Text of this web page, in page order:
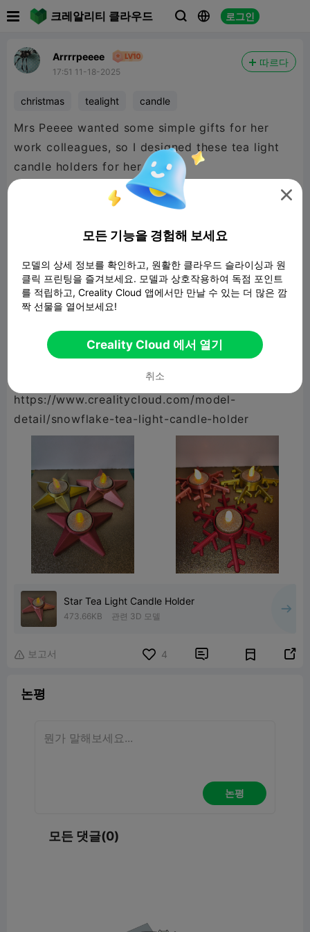
크레알리티 클라우드   로그인
Arrrrpeeee
17:51 11-18-2025
따르다
christmas tealight candle
Mrs Peeee wanted some simple gifts for her
work colleagues, so I designed these tea light
candle holders for her.
They turned out really nice in the silk PLA.
(Printed in Eryone silk copper, silk galaxy red
and silk gold/silver)
https://www.crealitycloud.com/model-
detail/star-tea-light-candle-holder
https://www.crealitycloud.com/model-
detail/snowflake-tea-light-candle-holder
Star Tea Light Candle Holder
473.66KB 관련 3D 모델
 보고서 4  
논평
논평
모든 댓글(0)

모든 기능을 경험해 보세요
모델의 상세 정보를 확인하고, 원활한 클라우드 슬라이싱과 원
클릭 프린팅을 즐겨보세요. 모델과 상호작용하여 독점 포인트
를 적립하고, Creality Cloud 앱에서만 만날 수 있는 더 많은 깜
짝 선물을 열어보세요!
Creality Cloud 에서 열기
취소